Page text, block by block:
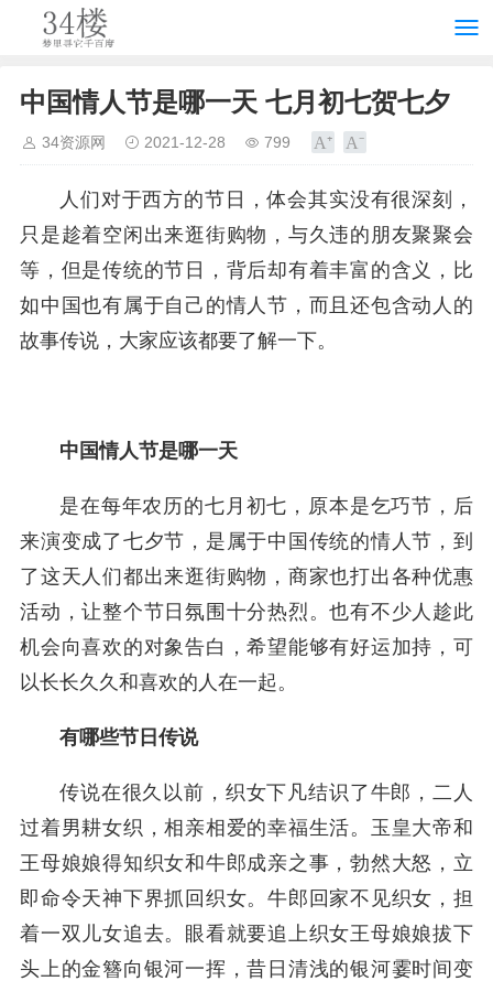
中国情人节是哪一天 七月初七贺七夕
34资源网 2021-12-28 799
人们对于西方的节日，体会其实没有很深刻，
只是趁着空闲出来逛街购物，与久违的朋友聚聚会
等，但是传统的节日，背后却有着丰富的含义，比
如中国也有属于自己的情人节，而且还包含动人的
故事传说，大家应该都要了解一下。
中国情人节是哪一天
是在每年农历的七月初七，原本是乞巧节，后
来演变成了七夕节，是属于中国传统的情人节，到
了这天人们都出来逛街购物，商家也打出各种优惠
活动，让整个节日氛围十分热烈。也有不少人趁此
机会向喜欢的对象告白，希望能够有好运加持，可
以长长久久和喜欢的人在一起。
有哪些节日传说
传说在很久以前，织女下凡结识了牛郎，二人
过着男耕女织，相亲相爱的幸福生活。玉皇大帝和
王母娘娘得知织女和牛郎成亲之事，勃然大怒，立
即命令天神下界抓回织女。牛郎回家不见织女，担
着一双儿女追去。眼看就要追上织女王母娘娘拔下
头上的金簪向银河一挥，昔日清浅的银河霎时间变